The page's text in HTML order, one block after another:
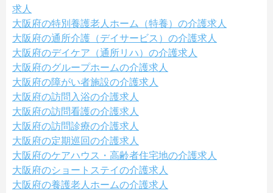
求人
大阪府の特別養護老人ホーム（特養）の介護求人
大阪府の通所介護（デイサービス）の介護求人
大阪府のデイケア（通所リハ）の介護求人
大阪府のグループホームの介護求人
大阪府の障がい者施設の介護求人
大阪府の訪問入浴の介護求人
大阪府の訪問看護の介護求人
大阪府の訪問診療の介護求人
大阪府の定期巡回の介護求人
大阪府のケアハウス・高齢者住宅地の介護求人
大阪府のショートステイの介護求人
大阪府の養護老人ホームの介護求人